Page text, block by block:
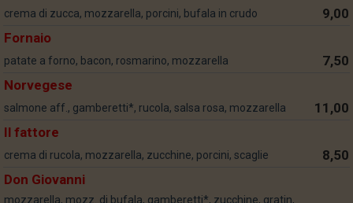
crema di zucca, mozzarella, porcini, bufala in crudo
9,00
Fornaio
patate a forno, bacon, rosmarino, mozzarella
7,50
Norvegese
salmone aff., gamberetti*, rucola, salsa rosa, mozzarella
11,00
Il fattore
crema di rucola, mozzarella, zucchine, porcini, scaglie
8,50
Don Giovanni
mozzarella, mozz. di bufala, gamberetti*, zucchine, gratin,